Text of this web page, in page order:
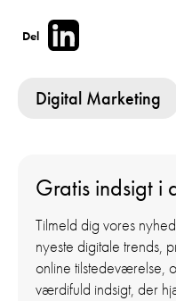
Del
Digital Marketing
Gratis indsigt i
Tilmeld dig vores
nyeste digitale trends,
online tilstedeværelse,
værdifuld indsigt, der